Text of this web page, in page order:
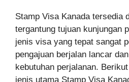
Stamp Visa Kanada tersedia
tergantung tujuan kunjungan
jenis visa yang tepat sangat
pengajuan berjalan lancar
kebutuhan perjalanan.
jenis utama Stamp Visa